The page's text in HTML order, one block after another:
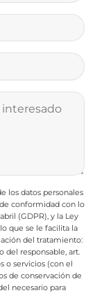
los datos personales
conformidad con lo
(GDPR), y la Ley
que se le facilita la
del tratamiento:
responsable, art.
o servicios (con el
de conservación de
necesario para